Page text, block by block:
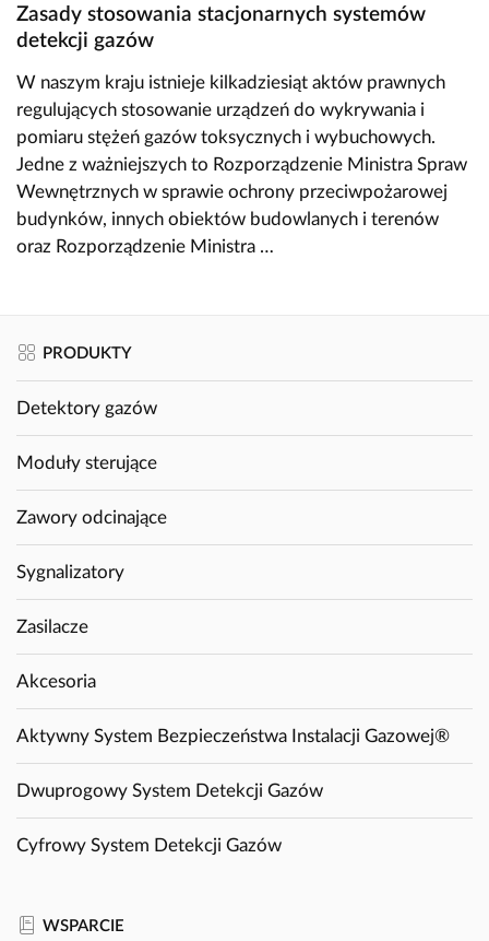
Zasady stosowania stacjonarnych systemów
detekcji gazów
W naszym kraju istnieje kilkadziesiąt aktów prawnych
regulujących stosowanie urządzeń do wykrywania i
pomiaru stężeń gazów toksycznych i wybuchowych.
Jedne z ważniejszych to Rozporządzenie Ministra Spraw
Wewnętrznych w sprawie ochrony przeciwpożarowej
budynków, innych obiektów budowlanych i terenów
oraz Rozporządzenie Ministra …
PRODUKTY
Detektory gazów
Moduły sterujące
Zawory odcinające
Sygnalizatory
Zasilacze
Akcesoria
Aktywny System Bezpieczeństwa Instalacji Gazowej®
Dwuprogowy System Detekcji Gazów
Cyfrowy System Detekcji Gazów
WSPARCIE